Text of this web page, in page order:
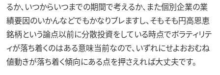
るか、いつからいつまでの期間で考えるか、また個別企業の業
績要因のいかんなどでもかなりブレますし、そもそも円高恩恵
銘柄という論点以前に分散投資をしている時点でボラティリテ
ィが落ち着くのはある意味当前なので、いずれにせよおおむね
値動きが落ち着く傾向にある点を押さえれば大丈夫です。